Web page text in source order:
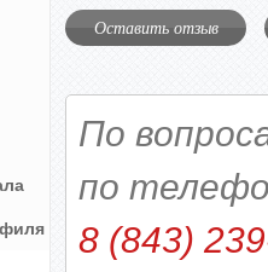
Оставить отзыв
По
по
8 (843)